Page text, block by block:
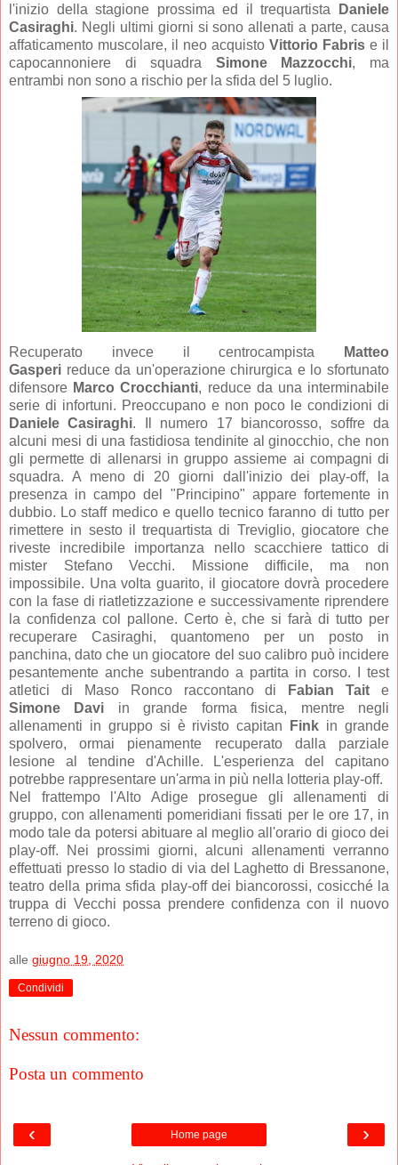
l'inizio della stagione prossima ed il trequartista
Daniele
Casiraghi. Negli ultimi giorni si sono allenati a parte, causa
affaticamento muscolare, il neo acquisto Vittorio Fabris e il
capocannoniere di squadra Simone Mazzocchi, ma
entrambi non sono a rischio per la sfida del 5 luglio.
Recuperato invece il centrocampista
Matteo
Gasperi reduce da un'operazione chirurgica e lo sfortunato
difensore Marco Crocchianti, reduce da una interminabile
serie di infortuni. Preoccupano e non poco le condizioni di
Daniele Casiraghi. Il numero 17 biancorosso, soffre da
alcuni mesi di una fastidiosa tendinite al ginocchio, che non
gli permette di allenarsi in gruppo assieme ai compagni di
squadra. A meno di 20 giorni dall'inizio dei play-off, la
presenza in campo del "Principino" appare fortemente in
dubbio. Lo staff medico e quello tecnico faranno di tutto per
rimettere in sesto il trequartista di Treviglio, giocatore che
riveste incredibile importanza nello scacchiere tattico di
mister Stefano Vecchi. Missione difficile, ma non
impossibile. Una volta guarito, il giocatore dovrà procedere
con la fase di riatletizzazione e successivamente riprendere
la confidenza col pallone. Certo è, che si farà di tutto per
recuperare Casiraghi, quantomeno per un posto in
panchina, dato che un giocatore del suo calibro può incidere
pesantemente anche subentrando a partita in corso. I test
atletici di Maso Ronco raccontano di
Fabian Tait e
Simone Davi in grande forma fisica, mentre negli
allenamenti in gruppo si è rivisto capitan
Fink in grande
spolvero, ormai pienamente recuperato dalla parziale
lesione al tendine d'Achille. L'esperienza del capitano
potrebbe rappresentare un'arma in più nella lotteria play-off.
Nel frattempo l'Alto Adige prosegue gli allenamenti di
gruppo, con allenamenti pomeridiani fissati per le ore 17, in
modo tale da potersi abituare al meglio all'orario di gioco dei
play-off. Nei prossimi giorni, alcuni allenamenti verranno
effettuati presso lo stadio di via del Laghetto di Bressanone,
teatro della prima sfida play-off dei biancorossi, cosicché la
truppa di Vecchi possa prendere confidenza con il nuovo
terreno di gioco.
alle giugno 19, 2020
Condividi
Nessun commento:
Posta un commento
‹ ›
Home page